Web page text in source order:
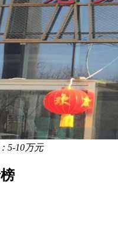
5-10万元